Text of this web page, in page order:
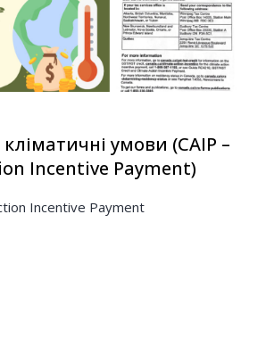
умови (CAIP –
Incentive Payment)
Incentive Payment